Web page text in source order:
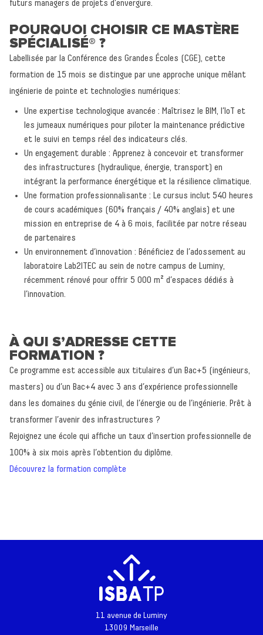
Retour à l'accueil
Actualités
Formations
L’école
Inscriptions - Admissions
Entreprises
Vie étudiante
Une question ?
futurs managers de projets d’envergure.
POURQUOI CHOISIR CE MASTÈRE
SPÉCIALISÉ® ?
Labellisée par la Conférence des Grandes Écoles (CGE), cette
formation de 15 mois se distingue par une approche unique mêlant
ingénierie de pointe et technologies numériques:
Une expertise technologique avancée : Maîtrisez le BIM, l’IoT et
les jumeaux numériques pour piloter la maintenance prédictive
et le suivi en temps réel des indicateurs clés.
Un engagement durable : Apprenez à concevoir et transformer
des infrastructures (hydraulique, énergie, transport) en
intégrant la performance énergétique et la résilience climatique.
Une formation professionnalisante : Le cursus inclut 540 heures
de cours académiques (60% français / 40% anglais) et une
mission en entreprise de 4 à 6 mois, facilitée par notre réseau
de partenaires
Un environnement d’innovation : Bénéficiez de l’adossement au
laboratoire Lab2ITEC au sein de notre campus de Luminy,
récemment rénové pour offrir 5 000 m² d’espaces dédiés à
l’innovation.
À QUI S’ADRESSE CETTE
FORMATION ?
Ce programme est accessible aux titulaires d’un Bac+5 (ingénieurs,
masters) ou d’un Bac+4 avec 3 ans d’expérience professionnelle
dans les domaines du génie civil, de l’énergie ou de l’ingénierie. Prêt à
transformer l’avenir des infrastructures ?
Rejoignez une école qui affiche un taux d’insertion professionnelle de
100% à six mois après l’obtention du diplôme.
Découvrez la formation complète
11 avenue de Luminy
13009 Marseille